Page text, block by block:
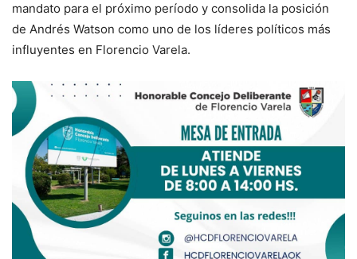
mandato para el próximo período y consolida la posición
de Andrés Watson como uno de los líderes políticos más
influyentes en Florencio Varela.